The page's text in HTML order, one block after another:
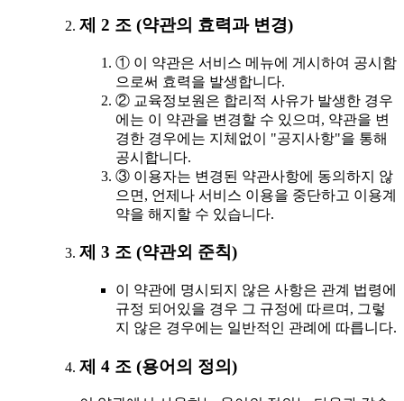
제 2 조 (약관의 효력과 변경)
① 이 약관은 서비스 메뉴에 게시하여 공시함
으로써 효력을 발생합니다.
② 교육정보원은 합리적 사유가 발생한 경우
에는 이 약관을 변경할 수 있으며, 약관을 변
경한 경우에는 지체없이 "공지사항"을 통해
공시합니다.
③ 이용자는 변경된 약관사항에 동의하지 않
으면, 언제나 서비스 이용을 중단하고 이용계
약을 해지할 수 있습니다.
제 3 조 (약관외 준칙)
이 약관에 명시되지 않은 사항은 관계 법령에
규정 되어있을 경우 그 규정에 따르며, 그렇
지 않은 경우에는 일반적인 관례에 따릅니다.
제 4 조 (용어의 정의)